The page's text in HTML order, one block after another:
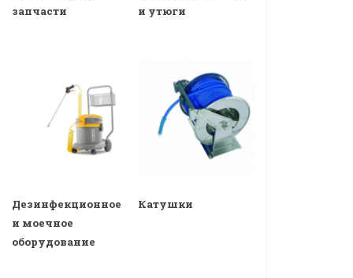
запчасти
и утюги
Дезинфекционное
и моечное
оборудование
Катушки